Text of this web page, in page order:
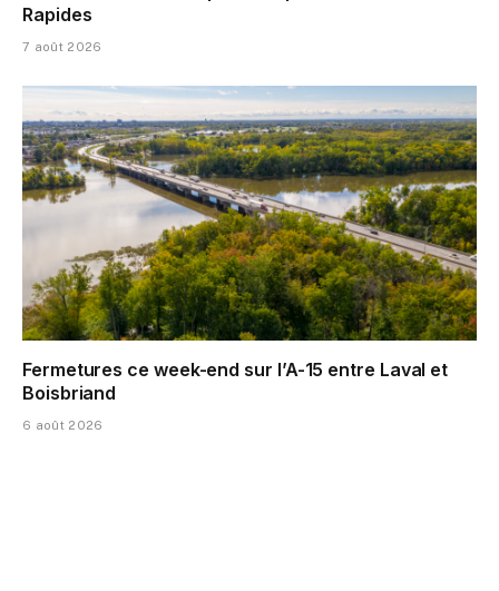
Rapides
7 août 2026
Fermetures ce week-end sur l’A-15 entre Laval et
Boisbriand
6 août 2026